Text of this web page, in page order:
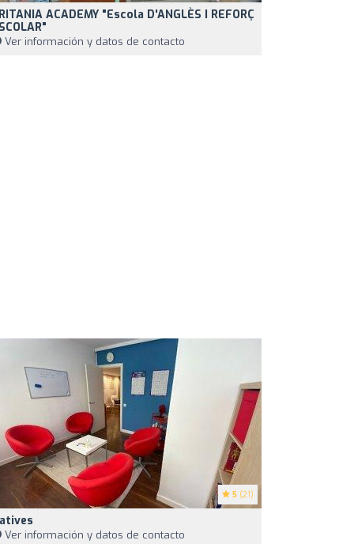
ACADEMY "Escola D'ANGLÈS I REFORÇ
Ver información y datos de contacto
5 (21)
Ver información y datos de contacto